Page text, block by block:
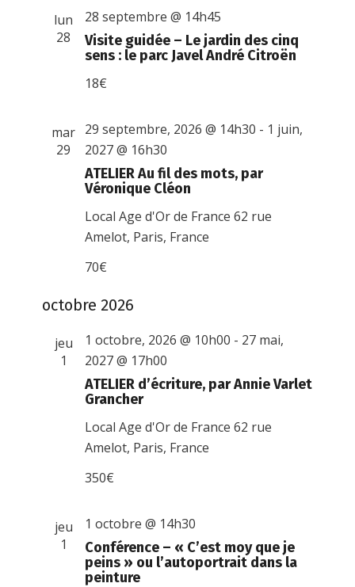
lun
28
Visite guidée – Le jardin des cinq
sens : le parc Javel André Citroën
28 septembre @ 14h45
18€
mar
29
ATELIER Au fil des mots, par
Véronique Cléon
29 septembre, 2026 @ 14h30 - 1 juin,
2027 @ 16h30
Local Age d'Or de France62 rue
Amelot, Paris, France
70€
octobre 2026
jeu
1
ATELIER d’écriture, par Annie Varlet
Grancher
1 octobre, 2026 @ 10h00 - 27 mai,
2027 @ 17h00
Local Age d'Or de France62 rue
Amelot, Paris, France
350€
jeu
1
Conférence – « C’est moy que je
peins » ou l’autoportrait dans la
peinture
1 octobre @ 14h30